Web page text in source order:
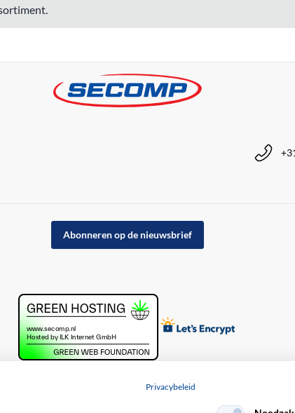
Abonneren op de nieuwsbrief
Privacybeleid